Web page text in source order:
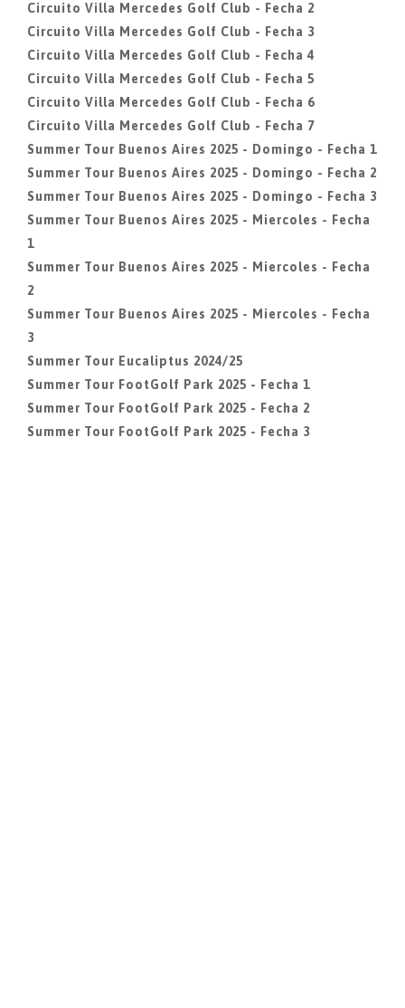
Circuito Villa Mercedes Golf Club - Fecha 2
Circuito Villa Mercedes Golf Club - Fecha 3
Circuito Villa Mercedes Golf Club - Fecha 4
Circuito Villa Mercedes Golf Club - Fecha 5
Circuito Villa Mercedes Golf Club - Fecha 6
Circuito Villa Mercedes Golf Club - Fecha 7
Summer Tour Buenos Aires 2025 - Domingo - Fecha 1
Summer Tour Buenos Aires 2025 - Domingo - Fecha 2
Summer Tour Buenos Aires 2025 - Domingo - Fecha 3
Summer Tour Buenos Aires 2025 - Miercoles - Fecha
1
Summer Tour Buenos Aires 2025 - Miercoles - Fecha
2
Summer Tour Buenos Aires 2025 - Miercoles - Fecha
3
Summer Tour Eucaliptus 2024/25
Summer Tour FootGolf Park 2025 - Fecha 1
Summer Tour FootGolf Park 2025 - Fecha 2
Summer Tour FootGolf Park 2025 - Fecha 3